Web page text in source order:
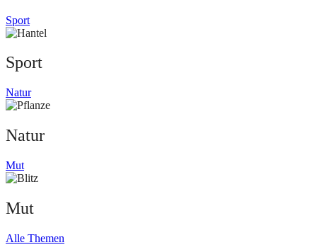
Sport
Sport
Natur
Natur
Mut
Mut
Alle Themen